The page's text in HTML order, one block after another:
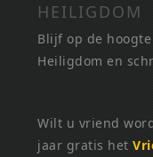
HEILIGDOM
Blijf op de
Heiligdom en
Wilt u vriend
jaar gratis het